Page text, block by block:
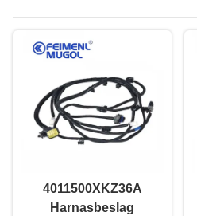
4011500XKZ36A
Harnasbeslag